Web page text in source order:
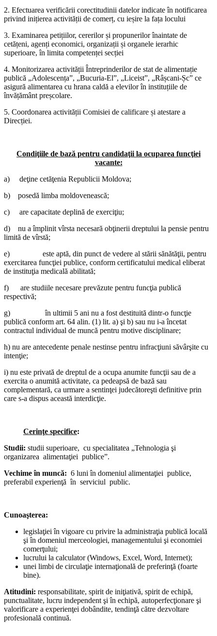
2. Efectuarea verificării corectitudinii datelor indicate în notificarea
privind inițierea activității de comerț, cu ieșire la fața locului
3. Examinarea petițiilor, cererilor și propunerilor înaintate de
cetățeni, agenți economici, organizații și organele ierarhic
superioare, în limita competenței secției
4. Monitorizarea activității Întreprinderilor de stat de alimentație
publică „Adolescența”, „Bucuria-El”, „Liceist”, „Râșcani-Șc” ce
asigură alimentarea cu hrana caldă a elevilor în instituțiile de
învățământ preșcolare.
5. Coordonarea activității Comisiei de calificare și atestare a
Direcției.
Condiţiile de bază pentru candidaţii la ocuparea funcţiei
vacante:
a) deţine cetăţenia Republicii Moldova;
b) posedă limba moldovenească;
c) are capacitate deplină de exerciţiu;
d) nu a împlinit vîrsta necesară obţinerii dreptului la pensie pentru
limită de vîrstă;
e) este aptă, din punct de vedere al stării sănătăţii, pentru
exercitarea funcţiei publice, conform certificatului medical eliberat
de instituţia medicală abilitată;
f) are studiile necesare prevăzute pentru funcţia publică
respectivă;
g) în ultimii 5 ani nu a fost destituită dintr-o funcţie
publică conform art. 64 alin. (1) lit. a) şi b) sau nu i-a încetat
contractul individual de muncă pentru motive disciplinare;
h) nu are antecedente penale nestinse pentru infracţiuni săvârşite cu
intenţie;
i) nu este privată de dreptul de a ocupa anumite funcţii sau de a
exercita o anumită activitate, ca pedeapsă de bază sau
complementară, ca urmare a sentinţei judecătoreşti definitive prin
care s-a dispus această interdicţie.
Cerinţe specifice:
Studii: studii superioare, cu specialitatea „Tehnologia şi
organizarea alimentaţiei publice”.
Vechime în muncă: 6 luni în domeniul alimentaţiei publice,
preferabil experienţă în serviciul public.
Cunoaşterea:
legislaţiei în vigoare cu privire la administraţia publică locală
şi în domeniul merceologiei, managementului şi economiei
comerţului;
lucrului la calculator (Windows, Excel, Word, Internet);
unei limbi de circulaţie internaţională de preferinţă (foarte
bine).
Atitudini: responsabilitate, spirit de iniţiativă, spirit de echipă,
punctualitate, lucru independent şi în echipă, autoperfecţionare şi
valorificare a experienţei dobândite, tendinţă către dezvoltare
profesională continuă.